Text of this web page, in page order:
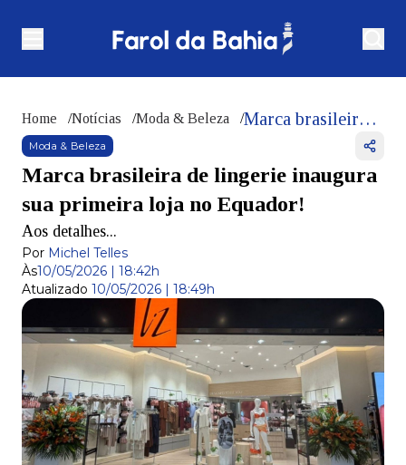
Home /Notícias /Moda & Beleza / Marca brasileira de lingerie inaugura sua primeira loja no Equador!
Moda & Beleza
Marca brasileira de lingerie inaugura
sua primeira loja no Equador!
Aos detalhes...
Por Michel Telles
Às10/05/2026 | 18:42h
Atualizado 10/05/2026 | 18:49h